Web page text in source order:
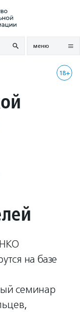
меню
18+
на базе
семинар